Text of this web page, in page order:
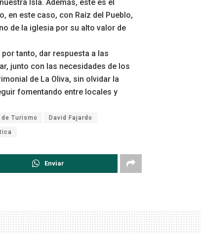
Isla. Además, este es el
en este caso, con Raíz del Pueblo,
de la iglesia por su alto valor de
tanto, dar respuesta a las
junto con las necesidades de los
de La Oliva, sin olvidar la
fomentando entre locales y
Turismo David Fajardo
Enviar